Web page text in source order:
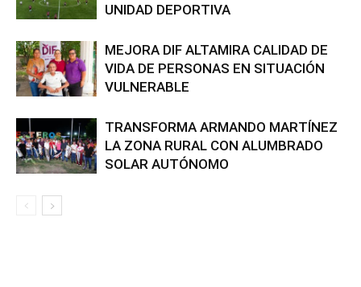
UNIDAD DEPORTIVA
MEJORA DIF ALTAMIRA CALIDAD DE
VIDA DE PERSONAS EN SITUACIÓN
VULNERABLE
TRANSFORMA ARMANDO MARTÍNEZ
LA ZONA RURAL CON ALUMBRADO
SOLAR AUTÓNOMO